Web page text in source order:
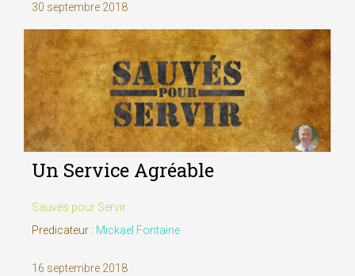
30 septembre 2018
Un Service Agréable
Sauvés pour Servir
Predicateur : Mickael Fontaine
16 septembre 2018